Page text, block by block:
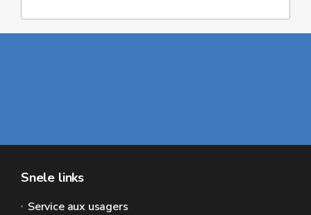
Snele links
Service aux usagers